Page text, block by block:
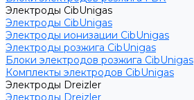
Электроды CibUnigas
Электроды CibUnigas
Электроды ионизации CibUnigas
Электроды розжига CibUnigas
Блоки электродов розжига CibUnigas
Комплекты электродов CibUnigas
Электроды Dreizler
Электроды Dreizler